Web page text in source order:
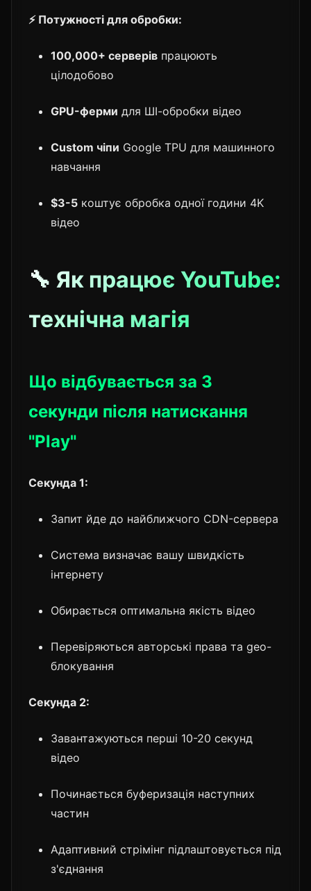
⚡ Потужності для обробки:
100,000+ серверів працюють
цілодобово
GPU-ферми для ШІ-обробки відео
Custom чіпи Google TPU для машинного
навчання
$3-5 коштує обробка одної години 4K
відео
🔧 Як працює YouTube:
технічна магія
Що відбувається за 3
секунди після натискання
"Play"
Секунда 1:
Запит йде до найближчого CDN-сервера
Система визначає вашу швидкість
інтернету
Обирається оптимальна якість відео
Перевіряються авторські права та geo-
блокування
Секунда 2:
Завантажуються перші 10-20 секунд
відео
Починається буферизація наступних
частин
Адаптивний стрімінг підлаштовується під
з'єднання